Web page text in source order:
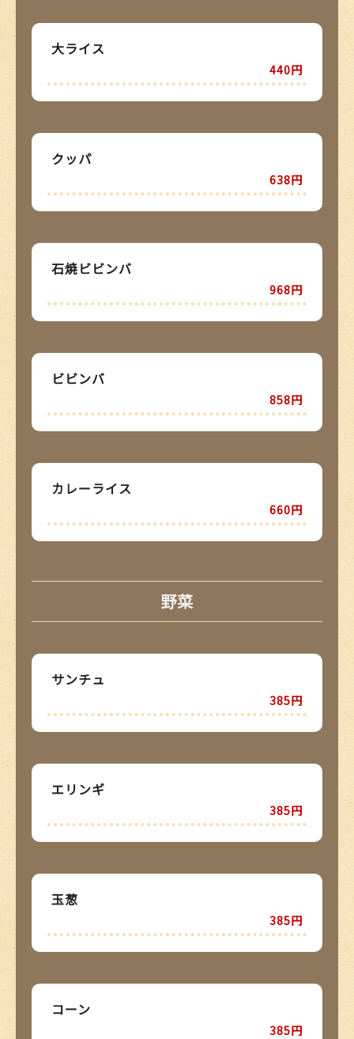
大ライス
440円
クッパ
638円
石焼ビビンバ
968円
ビビンバ
858円
カレーライス
660円
野菜
サンチュ
385円
エリンギ
385円
玉葱
385円
コーン
385円